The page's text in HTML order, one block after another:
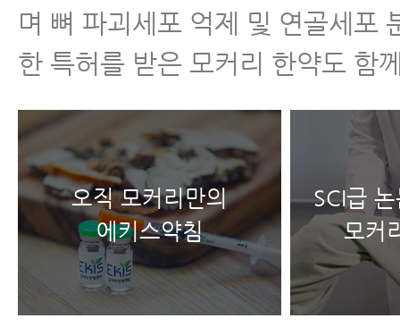
며 뼈 파괴세포 억제 및 연골세포
한 특허를 받은 모커리 한약도 함
오직 모커리만의
에키스약침
SCI급
모커